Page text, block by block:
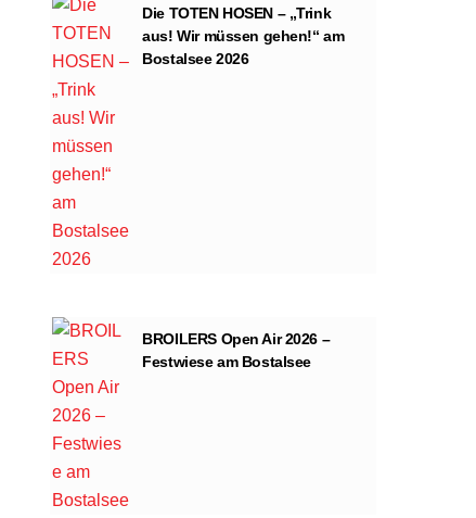
Die TOTEN HOSEN – „Trink
aus! Wir müssen gehen!“ am
Bostalsee 2026
BROILERS Open Air 2026 –
Festwiese am Bostalsee